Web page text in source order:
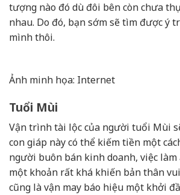
tượng nào đó dù đôi bên còn chưa
nhau. Do đó, bạn sớm sẽ tìm được ý
mình thôi.
Ảnh minh họa: Internet
Tuổi Mùi
Vận trình tài lộc của người tuổi Mùi
con giáp này có thể kiếm tiền một
người buôn bán kinh doanh, việc
một khoản rất khá khiến bản thân
cũng là vận may báo hiệu một khởi